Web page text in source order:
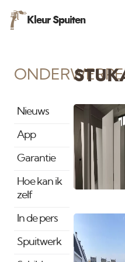
Kleur Spuiten
Nieuws
App
Garantie
Hoe kan ik
zelf
In de pers
Spuitwerk